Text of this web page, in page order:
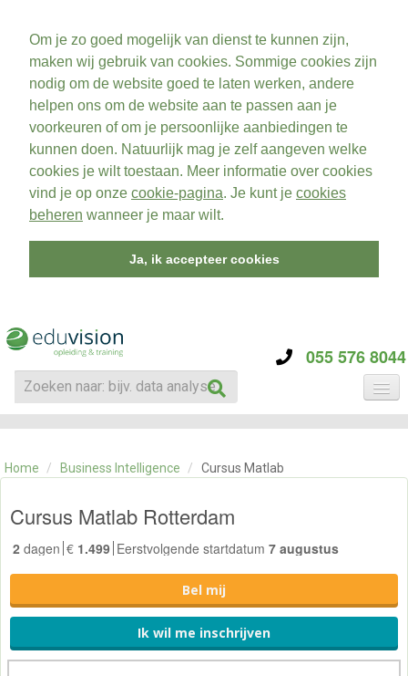
Om je zo goed mogelijk van dienst te kunnen zijn,
maken wij gebruik van cookies. Sommige cookies zijn
nodig om de website goed te laten werken, andere
helpen ons om de website aan te passen aan je
voorkeuren of om je persoonlijke aanbiedingen te
kunnen doen. Natuurlijk mag je zelf aangeven welke
cookies je wilt toestaan. Meer informatie over cookies
vind je op onze cookie-pagina. Je kunt je cookies
beheren wanneer je maar wilt.
Ja, ik accepteer cookies
055 576 8044
CATEGORIE
OVER ONS
SKILLS ALCHEMIST
Home / Business Intelligence / Cursus Matlab
Cursus Matlab Rotterdam
2 dagen € 1.499 Eerstvolgende startdatum 7 augustus
Bel mij
Ik wil me inschrijven